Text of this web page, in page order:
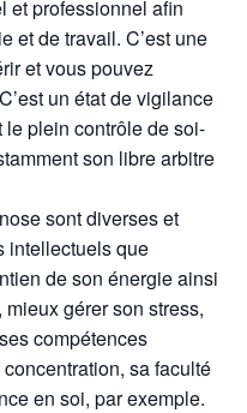
et professionnel afin
et de travail. C’est une
et vous pouvez
un état de vigilance
plein contrôle de soi-
son libre arbitre
sont diverses et
intellectuels que
de son énergie ainsi
gérer son stress,
compétences
sa faculté
en soi, par exemple.